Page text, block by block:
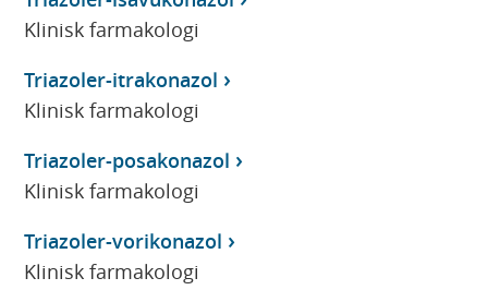
Klinisk farmakologi
Triazoler-itrakonazol
Klinisk farmakologi
Triazoler-posakonazol
Klinisk farmakologi
Triazoler-vorikonazol
Klinisk farmakologi